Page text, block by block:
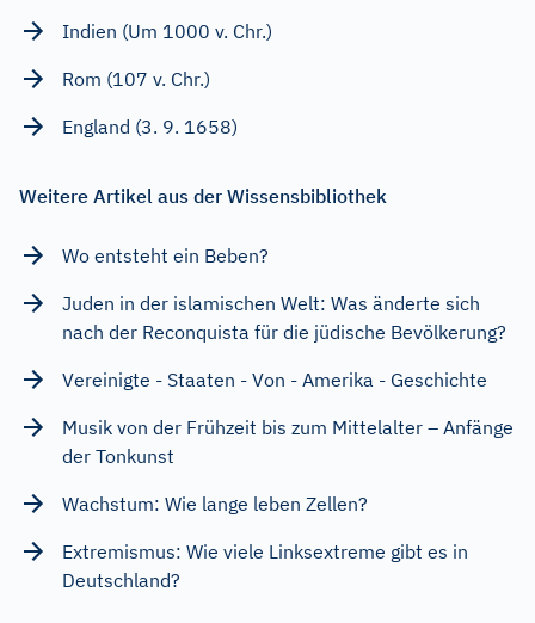
Indien (Um 1000 v. Chr.)
Rom (107 v. Chr.)
England (3. 9. 1658)
Weitere Artikel aus der Wissensbibliothek
Wo entsteht ein Beben?
Juden in der islamischen Welt: Was änderte sich
nach der Reconquista für die jüdische Bevölkerung?
Vereinigte - Staaten - Von - Amerika - Geschichte
Musik von der Frühzeit bis zum Mittelalter – Anfänge
der Tonkunst
Wachstum: Wie lange leben Zellen?
Extremismus: Wie viele Linksextreme gibt es in
Deutschland?